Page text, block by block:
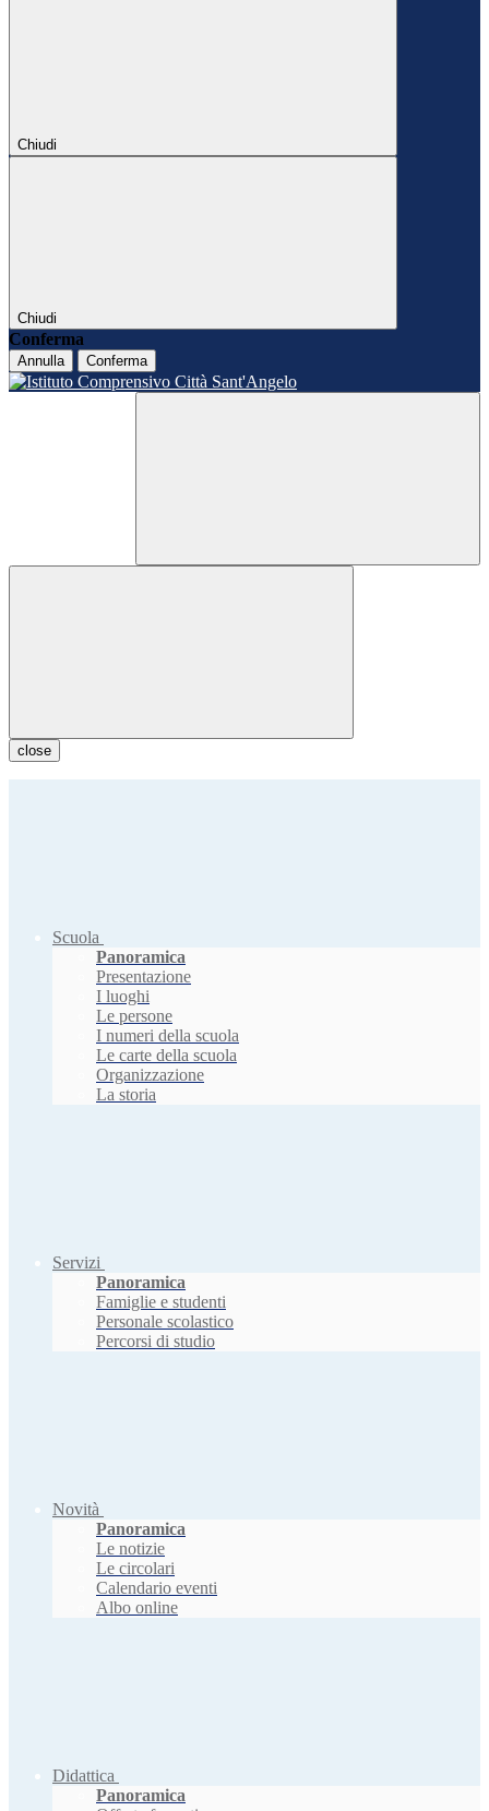
Chiudi
Chiudi
Conferma
Annulla Conferma
close
Scuola
Panoramica
Presentazione
I luoghi
Le persone
I numeri della scuola
Le carte della scuola
Organizzazione
La storia
Servizi
Panoramica
Famiglie e studenti
Personale scolastico
Percorsi di studio
Novità
Panoramica
Le notizie
Le circolari
Calendario eventi
Albo online
Didattica
Panoramica